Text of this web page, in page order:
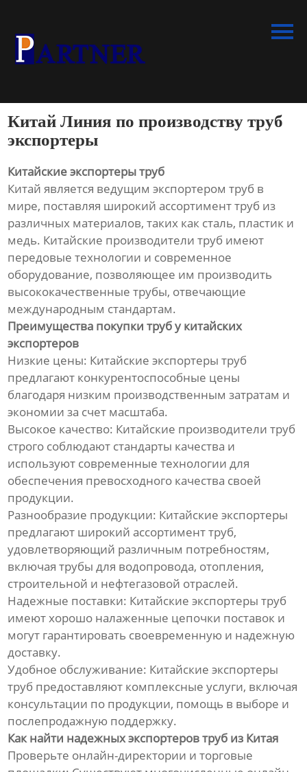
Продукция
спиральновитых труб из ПНД
Линия по производству
экструдированного
Линия по производству
водопроводных труб из ПНД
Оборудование для
производства труб со
структурированной стенкой
Линия по производству
гофрированных труб из
полиэтилена
трехцветных ротангов из ПЭ/
ПП
Линия по производству
прутка для 3D-принтера
Оборудование для сварки
профильных панелей
Непрерывная линия по
производству
стеклопластиковых труб
непрерывной намотки труб с
ребрами
Линия для однослойных
гофрированных труб
Линия по производству труб
из ПВХ
Линия по производству
профилей из ПВХ
Китай Линия по производству труб
экспортеры
Китайские экспортеры труб
Китай является ведущим экспортером труб в
мире, поставляя широкий ассортимент труб из
различных материалов, таких как сталь, пластик и
медь. Китайские производители труб имеют
передовые технологии и современное
оборудование, позволяющее им производить
высококачественные трубы, отвечающие
международным стандартам.
Преимущества покупки труб у китайских
экспортеров
Низкие цены: Китайские экспортеры труб
предлагают конкурентоспособные цены
благодаря низким производственным затратам и
экономии за счет масштаба.
Высокое качество: Китайские производители труб
строго соблюдают стандарты качества и
используют современные технологии для
обеспечения превосходного качества своей
продукции.
Разнообразие продукции: Китайские экспортеры
предлагают широкий ассортимент труб,
удовлетворяющий различным потребностям,
включая трубы для водопровода, отопления,
строительной и нефтегазовой отраслей.
Надежные поставки: Китайские экспортеры труб
имеют хорошо налаженные цепочки поставок и
могут гарантировать своевременную и надежную
доставку.
Удобное обслуживание: Китайские экспортеры
труб предоставляют комплексные услуги, включая
консультации по продукции, помощь в выборе и
послепродажную поддержку.
Как найти надежных экспортеров труб из Китая
Проверьте онлайн-директории и торговые